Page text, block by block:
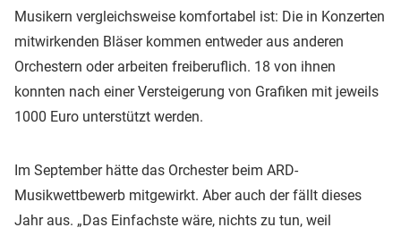
Musikern vergleichsweise komfortabel ist: Die in Konzerten
mitwirkenden Bläser kommen entweder aus anderen
Orchestern oder arbeiten freiberuflich. 18 von ihnen
konnten nach einer Versteigerung von Grafiken mit jeweils
1000 Euro unterstützt werden.
Im September hätte das Orchester beim ARD-
Musikwettbewerb mitgewirkt. Aber auch der fällt dieses
Jahr aus. „Das Einfachste wäre, nichts zu tun, weil